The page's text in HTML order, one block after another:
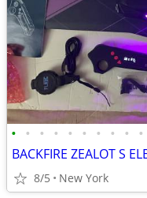
• • • • • • • • • •
8/5 New York